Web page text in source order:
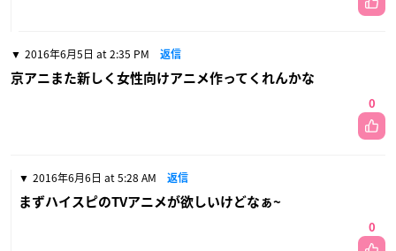
2016年6月5日 at 2:35 PM 返信
京アニまた新しく女性向けアニメ作ってくれんかな
0
2016年6月6日 at 5:28 AM 返信
まずハイスピのTVアニメが欲しいけどなぁ~
0